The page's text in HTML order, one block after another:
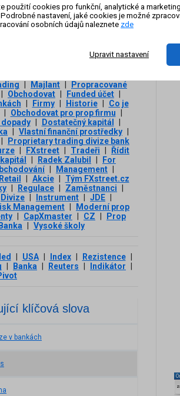
| Rozdělení prop tradingu |
| Kapitál | Vysoké školy na
| Akciové indexy | Obchodní
Platformy | Jak
Majlant
Propracované
Obchodovat Funded účet
Firmy Historie
Co je
Obchodovat pro prop firmu
Dostatečný kapitál
Vlastní finanční prostředky
Proprietary trading divize bank
FXstreet Tradeři
Řídit
Radek Zalubil
For
Management
Retail Akcie
Tým FXstreet.cz
Regulace Zaměstnanci
Divize Instrument JDE
Management
Moderní prop
CapXmaster CZ
Prop
Banka Vysoké školy
USA Index Rezistence
Banka Reuters Indikátor
klíčová slova
v bankách
použití cookies pro funkční, analytické a
nastavení, jaké cookies je možné
osobních údajů naleznete zde
Upravit nastavení